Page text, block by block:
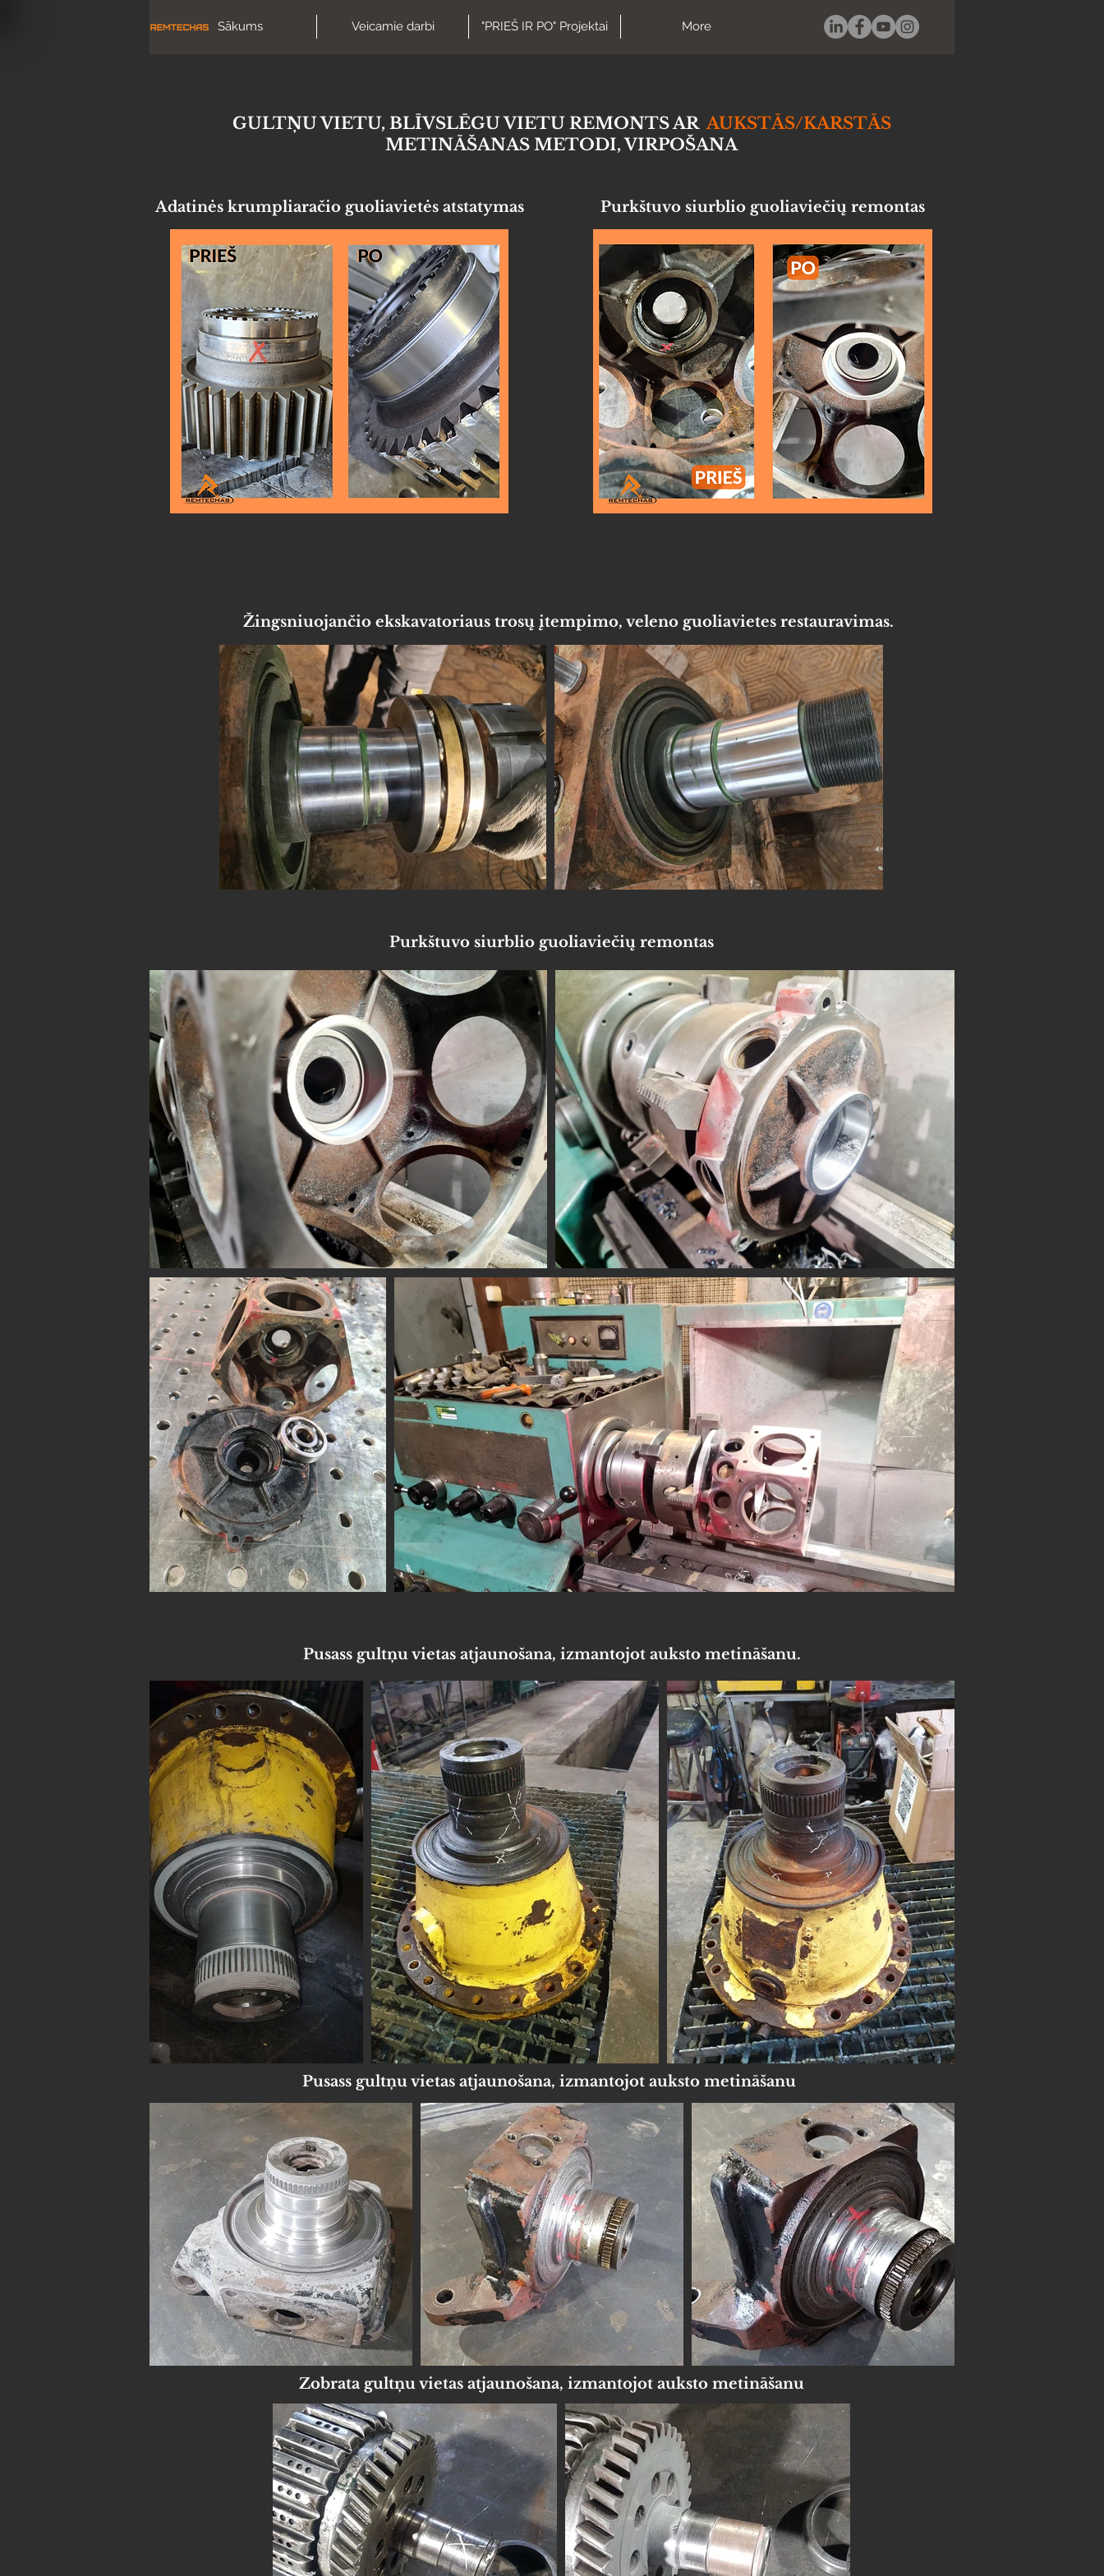
Sākums Veicamie darbi "PRIEŠ IR PO" Projektai More
GULTŅU VIETU, BLĪVSLĒGU VIETU REMONTS ARAUKSTĀS/KARSTĀS
METINĀŠANAS METODI, VIRPOŠANA
Adatinės krumpliaračio guoliavietės atstatymas Purkštuvo siurblio guoliaviečių remontas
Žingsniuojančio ekskavatoriaus trosų įtempimo, veleno guoliavietes restauravimas.
Purkštuvo siurblio guoliaviečių remontas
Pusass gultņu vietas atjaunošana, izmantojot auksto metināšanu.
Pusass gultņu vietas atjaunošana, izmantojot auksto metināšanu
Zobrata gultņu vietas atjaunošana, izmantojot auksto metināšanu